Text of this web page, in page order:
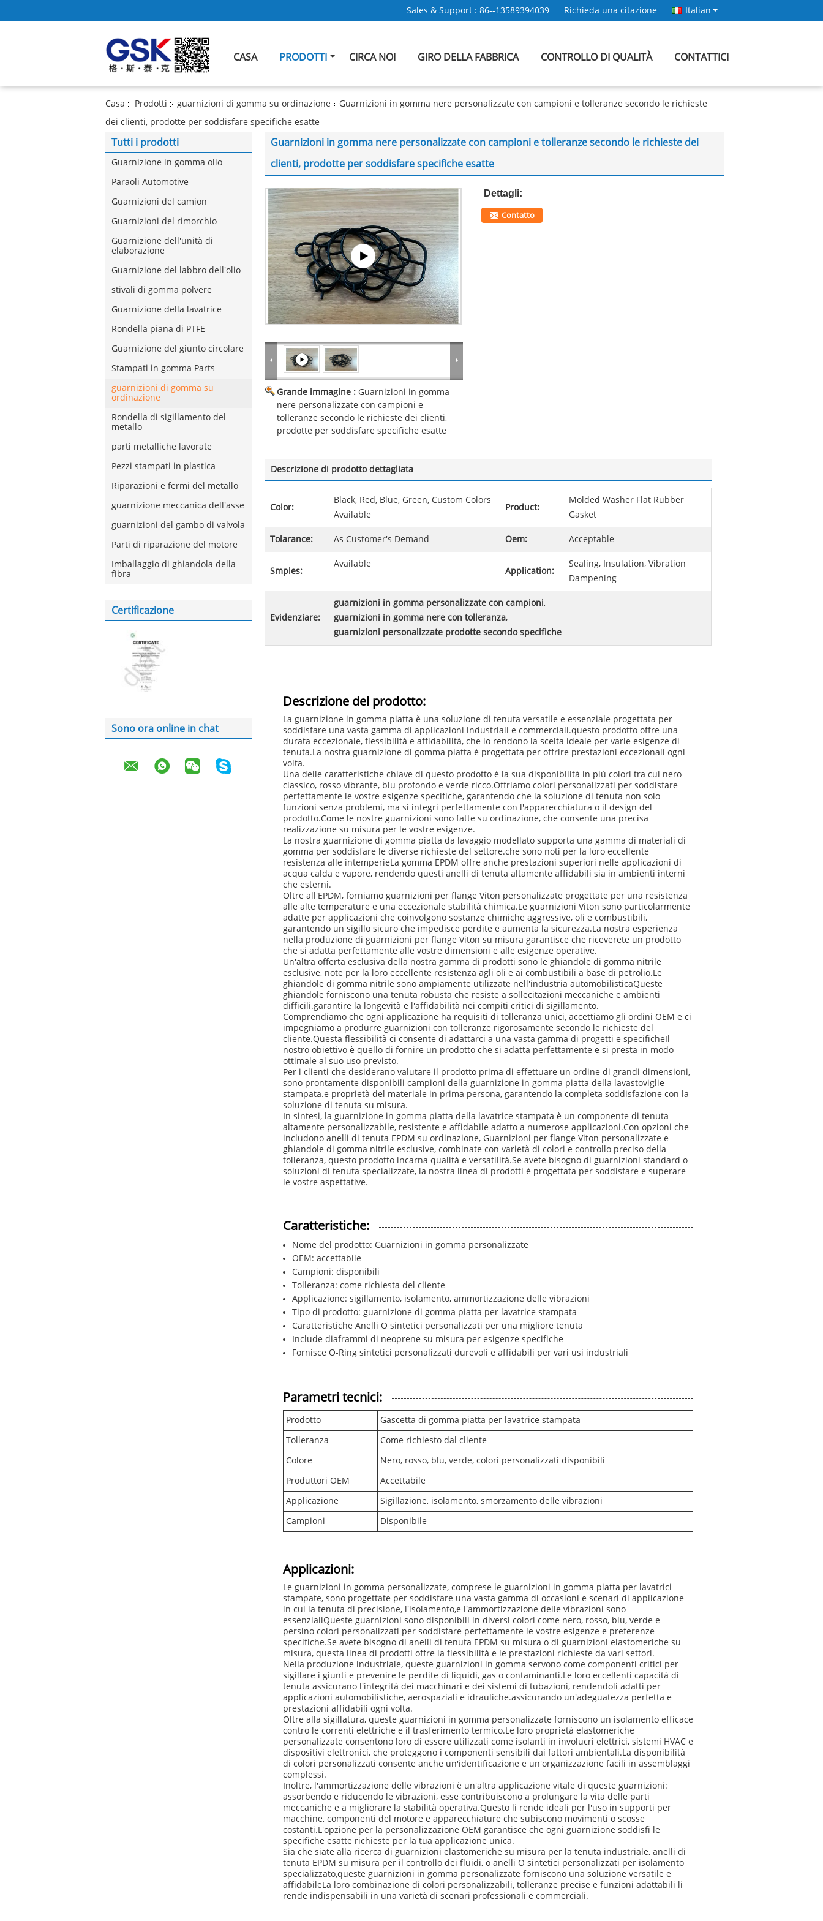
Sales & Support : 86--13589394039 Richieda una citazione Italian
CASA PRODOTTI CIRCA NOI GIRO DELLA FABBRICA CONTROLLO DI QUALITÀ CONTATTICI
Casa Prodotti guarnizioni di gomma su ordinazione
Guarnizioni in gomma nere personalizzate con campioni e tolleranze secondo le richieste
dei clienti, prodotte per soddisfare specifiche esatte
Tutti i prodotti
Guarnizione in gomma olio
Paraoli Automotive
Guarnizioni del camion
Guarnizioni del rimorchio
Guarnizione dell'unità di
elaborazione
Guarnizione del labbro dell'olio
stivali di gomma polvere
Guarnizione della lavatrice
Rondella piana di PTFE
Guarnizione del giunto circolare
Stampati in gomma Parts
guarnizioni di gomma su
ordinazione
Rondella di sigillamento del
metallo
parti metalliche lavorate
Pezzi stampati in plastica
Riparazioni e fermi del metallo
guarnizione meccanica dell'asse
guarnizioni del gambo di valvola
Parti di riparazione del motore
Imballaggio di ghiandola della
fibra
Certificazione
Sono ora online in chat
Guarnizioni in gomma nere personalizzate con campioni e tolleranze secondo le richieste dei
clienti, prodotte per soddisfare specifiche esatte
Grande immagine : Guarnizioni in gomma
nere personalizzate con campioni e
tolleranze secondo le richieste dei clienti,
prodotte per soddisfare specifiche esatte
Dettagli:
Contatto
Descrizione di prodotto dettagliata
Color:
Black, Red, Blue, Green, Custom Colors
Available
Product:
Molded Washer Flat Rubber
Gasket
Tolarance: As Customer's Demand Oem: Acceptable
Smples:
Available
Application:
Sealing, Insulation, Vibration
Dampening
Evidenziare:
guarnizioni in gomma personalizzate con campioni,
guarnizioni in gomma nere con tolleranza,
guarnizioni personalizzate prodotte secondo specifiche
Descrizione del prodotto:
La guarnizione in gomma piatta è una soluzione di tenuta versatile e essenziale progettata per
soddisfare una vasta gamma di applicazioni industriali e commerciali.questo prodotto offre una
durata eccezionale, flessibilità e affidabilità, che lo rendono la scelta ideale per varie esigenze di
tenuta.La nostra guarnizione di gomma piatta è progettata per offrire prestazioni eccezionali ogni
volta.
Una delle caratteristiche chiave di questo prodotto è la sua disponibilità in più colori tra cui nero
classico, rosso vibrante, blu profondo e verde ricco.Offriamo colori personalizzati per soddisfare
perfettamente le vostre esigenze specifiche, garantendo che la soluzione di tenuta non solo
funzioni senza problemi, ma si integri perfettamente con l'apparecchiatura o il design del
prodotto.Come le nostre guarnizioni sono fatte su ordinazione, che consente una precisa
realizzazione su misura per le vostre esigenze.
La nostra guarnizione di gomma piatta da lavaggio modellato supporta una gamma di materiali di
gomma per soddisfare le diverse richieste del settore.che sono noti per la loro eccellente
resistenza alle intemperieLa gomma EPDM offre anche prestazioni superiori nelle applicazioni di
acqua calda e vapore, rendendo questi anelli di tenuta altamente affidabili sia in ambienti interni
che esterni.
Oltre all'EPDM, forniamo guarnizioni per flange Viton personalizzate progettate per una resistenza
alle alte temperature e una eccezionale stabilità chimica.Le guarnizioni Viton sono particolarmente
adatte per applicazioni che coinvolgono sostanze chimiche aggressive, oli e combustibili,
garantendo un sigillo sicuro che impedisce perdite e aumenta la sicurezza.La nostra esperienza
nella produzione di guarnizioni per flange Viton su misura garantisce che riceverete un prodotto
che si adatta perfettamente alle vostre dimensioni e alle esigenze operative.
Un'altra offerta esclusiva della nostra gamma di prodotti sono le ghiandole di gomma nitrile
esclusive, note per la loro eccellente resistenza agli oli e ai combustibili a base di petrolio.Le
ghiandole di gomma nitrile sono ampiamente utilizzate nell'industria automobilisticaQueste
ghiandole forniscono una tenuta robusta che resiste a sollecitazioni meccaniche e ambienti
difficili.garantire la longevità e l'affidabilità nei compiti critici di sigillamento.
Comprendiamo che ogni applicazione ha requisiti di tolleranza unici, accettiamo gli ordini OEM e ci
impegniamo a produrre guarnizioni con tolleranze rigorosamente secondo le richieste del
cliente.Questa flessibilità ci consente di adattarci a una vasta gamma di progetti e specificheIl
nostro obiettivo è quello di fornire un prodotto che si adatta perfettamente e si presta in modo
ottimale al suo uso previsto.
Per i clienti che desiderano valutare il prodotto prima di effettuare un ordine di grandi dimensioni,
sono prontamente disponibili campioni della guarnizione in gomma piatta della lavastoviglie
stampata.e proprietà del materiale in prima persona, garantendo la completa soddisfazione con la
soluzione di tenuta su misura.
In sintesi, la guarnizione in gomma piatta della lavatrice stampata è un componente di tenuta
altamente personalizzabile, resistente e affidabile adatto a numerose applicazioni.Con opzioni che
includono anelli di tenuta EPDM su ordinazione, Guarnizioni per flange Viton personalizzate e
ghiandole di gomma nitrile esclusive, combinate con varietà di colori e controllo preciso della
tolleranza, questo prodotto incarna qualità e versatilità.Se avete bisogno di guarnizioni standard o
soluzioni di tenuta specializzate, la nostra linea di prodotti è progettata per soddisfare e superare
le vostre aspettative.
Caratteristiche:
Nome del prodotto: Guarnizioni in gomma personalizzate
OEM: accettabile
Campioni: disponibili
Tolleranza: come richiesta del cliente
Applicazione: sigillamento, isolamento, ammortizzazione delle vibrazioni
Tipo di prodotto: guarnizione di gomma piatta per lavatrice stampata
Caratteristiche Anelli O sintetici personalizzati per una migliore tenuta
Include diaframmi di neoprene su misura per esigenze specifiche
Fornisce O-Ring sintetici personalizzati durevoli e affidabili per vari usi industriali
Parametri tecnici:
Prodotto
Gascetta di gomma piatta per lavatrice stampata
Tolleranza
Come richiesto dal cliente
Colore
Nero, rosso, blu, verde, colori personalizzati disponibili
Produttori OEM
Accettabile
Applicazione
Sigillazione, isolamento, smorzamento delle vibrazioni
Campioni
Disponibile
Applicazioni:
Le guarnizioni in gomma personalizzate, comprese le guarnizioni in gomma piatta per lavatrici
stampate, sono progettate per soddisfare una vasta gamma di occasioni e scenari di applicazione
in cui la tenuta di precisione, l'isolamento,e l'ammortizzazione delle vibrazioni sono
essenzialiQueste guarnizioni sono disponibili in diversi colori come nero, rosso, blu, verde e
persino colori personalizzati per soddisfare perfettamente le vostre esigenze e preferenze
specifiche.Se avete bisogno di anelli di tenuta EPDM su misura o di guarnizioni elastomeriche su
misura, questa linea di prodotti offre la flessibilità e le prestazioni richieste da vari settori.
Nella produzione industriale, queste guarnizioni in gomma servono come componenti critici per
sigillare i giunti e prevenire le perdite di liquidi, gas o contaminanti.Le loro eccellenti capacità di
tenuta assicurano l'integrità dei macchinari e dei sistemi di tubazioni, rendendoli adatti per
applicazioni automobilistiche, aerospaziali e idrauliche.assicurando un'adeguatezza perfetta e
prestazioni affidabili ogni volta.
Oltre alla sigillatura, queste guarnizioni in gomma personalizzate forniscono un isolamento efficace
contro le correnti elettriche e il trasferimento termico.Le loro proprietà elastomeriche
personalizzate consentono loro di essere utilizzati come isolanti in involucri elettrici, sistemi HVAC e
dispositivi elettronici, che proteggono i componenti sensibili dai fattori ambientali.La disponibilità
di colori personalizzati consente anche un'identificazione e un'organizzazione facili in assemblaggi
complessi.
Inoltre, l'ammortizzazione delle vibrazioni è un'altra applicazione vitale di queste guarnizioni:
assorbendo e riducendo le vibrazioni, esse contribuiscono a prolungare la vita delle parti
meccaniche e a migliorare la stabilità operativa.Questo li rende ideali per l'uso in supporti per
macchine, componenti del motore e apparecchiature che subiscono movimenti o scosse
costanti.L'opzione per la personalizzazione OEM garantisce che ogni guarnizione soddisfi le
specifiche esatte richieste per la tua applicazione unica.
Sia che siate alla ricerca di guarnizioni elastomeriche su misura per la tenuta industriale, anelli di
tenuta EPDM su misura per il controllo dei fluidi, o anelli O sintetici personalizzati per isolamento
specializzato,queste guarnizioni in gomma personalizzate forniscono una soluzione versatile e
affidabileLa loro combinazione di colori personalizzabili, tolleranze precise e funzioni adattabili li
rende indispensabili in una varietà di scenari professionali e commerciali.